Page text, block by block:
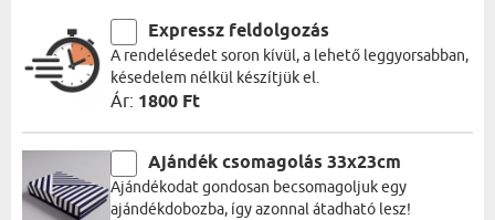
Expressz feldolgozás
A rendelésedet soron kívül, a lehető leggyorsabban,
késedelem nélkül készítjük el.
Ár: 1800 Ft
Ajándék csomagolás 33x23cm
Ajándékodat gondosan becsomagoljuk egy
ajándékdobozba, így azonnal átadható lesz!